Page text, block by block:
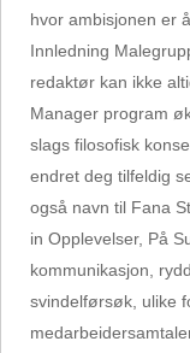
hvor ambisjonen er
Innledning
redaktør kan ikke
Manager program
slags filosofisk
endret deg tilfeldig
også navn til Fana
in Opplevelser, På
kommunikasjon,
svindelførsøk, ulike